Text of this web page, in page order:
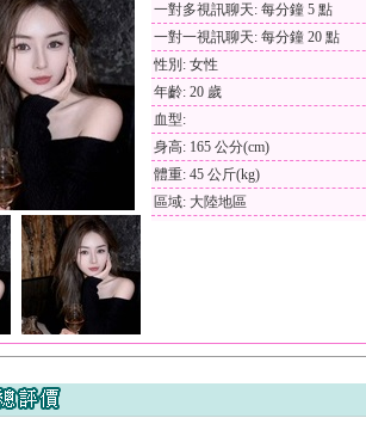
一對多視訊聊天: 每分鐘 5 點
一對一視訊聊天: 每分鐘 20 點
性別: 女性
年齡: 20 歲
血型:
身高: 165 公分(cm)
體重: 45 公斤(kg)
區域: 大陸地區